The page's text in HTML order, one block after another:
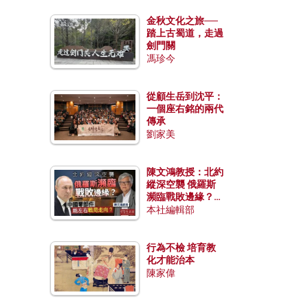
金秋文化之旅──
踏上古蜀道，走過
劍門關
馮珍今
從顧生岳到沈平：
一個座右銘的兩代
傳承
劉家美
陳文鴻教授：北約
縱深空襲 俄羅斯
瀕臨戰敗邊緣？中
國零部件能左右戰
本社編輯部
行為不檢 培育教
化才能治本
陳家偉